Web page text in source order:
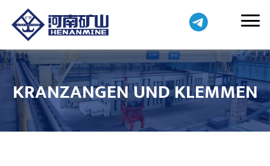
KRANZANGEN UND KLEMMEN